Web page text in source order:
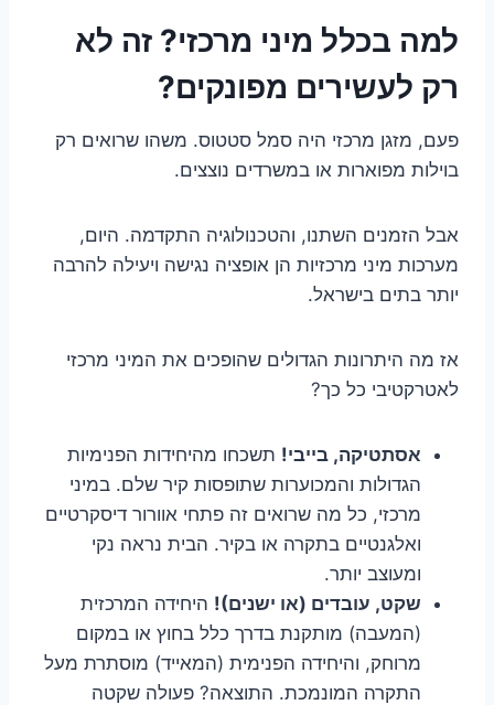
למה בכלל מיני מרכזי? זה לא
רק לעשירים מפונקים?
פעם, מזגן מרכזי היה סמל סטטוס. משהו שרואים רק
בוילות מפוארות או במשרדים נוצצים.
אבל הזמנים השתנו, והטכנולוגיה התקדמה. היום,
מערכות מיני מרכזיות הן אופציה נגישה ויעילה להרבה
יותר בתים בישראל.
אז מה היתרונות הגדולים שהופכים את המיני מרכזי
לאטרקטיבי כל כך?
אסתטיקה, בייבי! תשכחו מהיחידות הפנימיות
הגדולות והמכוערות שתופסות קיר שלם. במיני
מרכזי, כל מה שרואים זה פתחי אוורור דיסקרטיים
ואלגנטיים בתקרה או בקיר. הבית נראה נקי
ומעוצב יותר.
שקט, עובדים (או ישנים)! היחידה המרכזית
(המעבה) מותקנת בדרך כלל בחוץ או במקום
מרוחק, והיחידה הפנימית (המאייד) מוסתרת מעל
התקרה המונמכת. התוצאה? פעולה שקטה